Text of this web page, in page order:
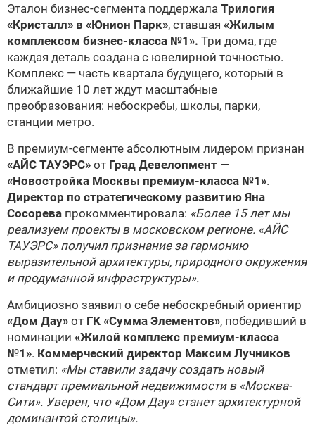
Эталон бизнес-сегмента поддержала Трилогия
«Кристалл» в «Юнион Парк», ставшая «Жилым
комплексом бизнес-класса №1». Три дома, где
каждая деталь создана с ювелирной точностью.
Комплекс — часть квартала будущего, который в
ближайшие 10 лет ждут масштабные
преобразования: небоскребы, школы, парки,
станции метро.
В премиум-сегменте абсолютным лидером признан
«АЙС ТАУЭРС» от Град Девелопмент —
«Новостройка Москвы премиум-класса №1».
Директор по стратегическому развитию Яна
Сосорева прокомментировала: «Более 15 лет мы
реализуем проекты в московском регионе. «АЙС
ТАУЭРС» получил признание за гармонию
выразительной архитектуры, природного окружения
и продуманной инфраструктуры».
Амбициозно заявил о себе небоскребный ориентир
«Дом Дау» от ГК «Сумма Элементов», победивший в
номинации «Жилой комплекс премиум-класса
№1». Коммерческий директор Максим Лучников
отметил: «Мы ставили задачу создать новый
стандарт премиальной недвижимости в «Москва-
Сити». Уверен, что «Дом Дау» станет архитектурной
доминантой столицы».